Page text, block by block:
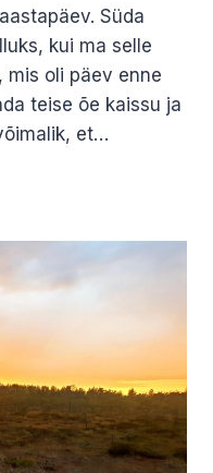
Süda
kui ma selle
mis oli päev enne
teise õe kaissu ja
et…